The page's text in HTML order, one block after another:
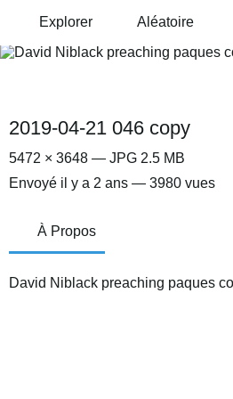
Explorer Aléatoire
2019-04-21 046 copy
5472 × 3648 — JPG 2.5 MB
Envoyé il y a 2 ans — 3980 vues
À Propos
David Niblack preaching paques